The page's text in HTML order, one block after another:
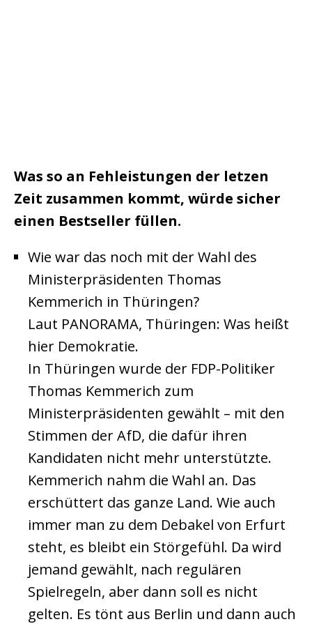
Was so an Fehleistungen der letzen
Zeit zusammen kommt, würde sicher
einen Bestseller füllen.
Wie war das noch mit der Wahl des
Ministerpräsidenten Thomas
Kemmerich in Thüringen?
Laut PANORAMA, Thüringen: Was heißt
hier Demokratie.
In Thüringen wurde der FDP-Politiker
Thomas Kemmerich zum
Ministerpräsidenten gewählt – mit den
Stimmen der AfD, die dafür ihren
Kandidaten nicht mehr unterstützte.
Kemmerich nahm die Wahl an. Das
erschüttert das ganze Land. Wie auch
immer man zu dem Debakel von Erfurt
steht, es bleibt ein Störgefühl. Da wird
jemand gewählt, nach regulären
Spielregeln, aber dann soll es nicht
gelten. Es tönt aus Berlin und dann auch